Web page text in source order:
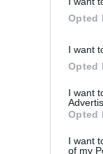
Opted
I want
Opted
I want
Opted
I want
of my